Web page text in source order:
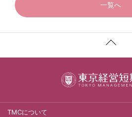
一覧へ
TMCについて